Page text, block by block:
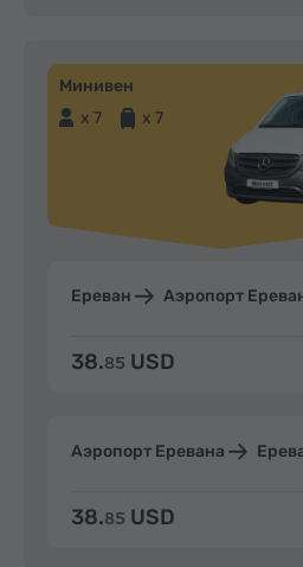
Минивен
x 7
x 7
Ереван Аэропорт
38.85 USD
Аэропорт Еревана
38.85 USD